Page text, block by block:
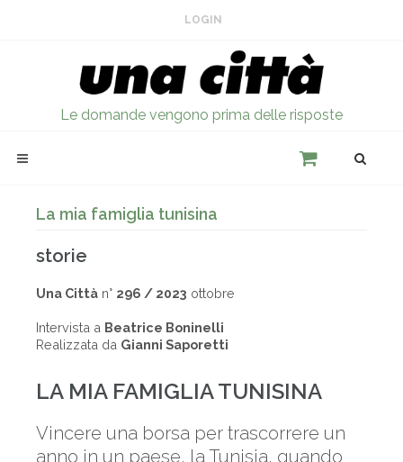
LOGIN
Le domande vengono prima delle risposte
La mia famiglia tunisina
storie
Una Città n° 296 / 2023 ottobre
Intervista a Beatrice Boninelli
Realizzata da Gianni Saporetti
LA MIA FAMIGLIA TUNISINA
Vincere una borsa per trascorrere un
anno in un paese, la Tunisia, quando